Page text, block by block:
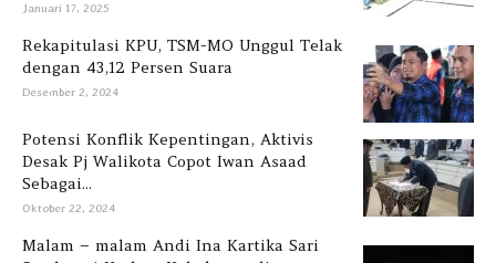
Januari 17, 2025
Rekapitulasi KPU, TSM-MO Unggul Telak
dengan 43,12 Persen Suara
Desember 2, 2024
Potensi Konflik Kepentingan, Aktivis
Desak Pj Walikota Copot Iwan Asaad
Sebagai...
Oktober 22, 2024
Malam – malam Andi Ina Kartika Sari